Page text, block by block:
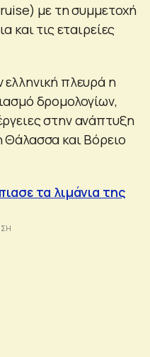
με τη συμμετοχή
και τις εταιρείες
πλευρά η
δρομολογίων,
στην ανάπτυξη
και Βόρειο
τα λιμάνια της